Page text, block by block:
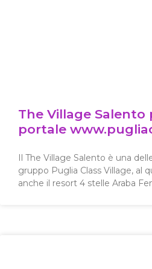
The Village Salento
portale
Il The Village Salento è una
gruppo Puglia Class Village, al
anche il resort 4 stelle Araba